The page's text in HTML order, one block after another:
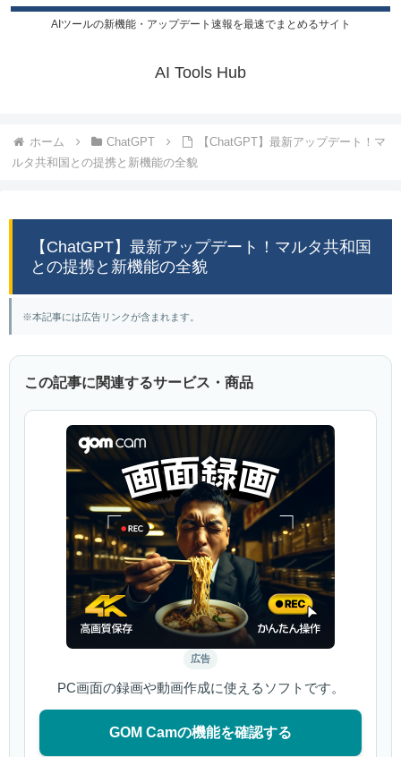
AIツールの新機能・アップデート速報を最速でまとめるサイト
AI Tools Hub
ホーム ChatGPT
【ChatGPT】最新アップデート！マ
ルタ共和国との提携と新機能の全貌
【ChatGPT】最新アップデート！マルタ共和国
との提携と新機能の全貌
※本記事には広告リンクが含まれます。
この記事に関連するサービス・商品
広告
PC画面の録画や動画作成に使えるソフトです。
GOM Camの機能を確認する